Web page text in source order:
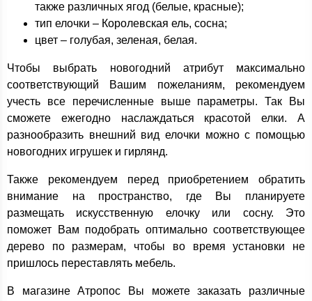
также различных ягод (белые, красные);
тип елочки – Королевская ель, сосна;
цвет – голубая, зеленая, белая.
Чтобы выбрать новогодний атрибут максимально
соответствующий Вашим пожеланиям, рекомендуем
учесть все перечисленные выше параметры. Так Вы
сможете ежегодно наслаждаться красотой елки. А
разнообразить внешний вид елочки можно с помощью
новогодних игрушек и гирлянд.
Также рекомендуем перед приобретением обратить
внимание на пространство, где Вы планируете
размещать искусственную елочку или сосну. Это
поможет Вам подобрать оптимально соответствующее
дерево по размерам, чтобы во время установки не
пришлось переставлять мебель.
В магазине Атропос Вы можете заказать различные